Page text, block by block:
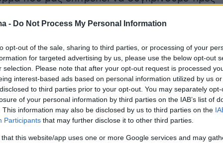
- Do Not Process My Personal Information
opt-out of the sale, sharing to third parties, or processing of your
for targeted advertising by us, please use the below opt-out
selection. Please note that after your opt-out request is processed
interest-based ads based on personal information utilized by us
to third parties prior to your opt-out. You may separately
of your personal information by third parties on the IAB’s list of
This information may also be disclosed by us to third parties on the
Participants that may further disclose it to other third parties.
that this website/app uses one or more Google services and may
που θα αλλάξουν τον τρόπο που
να δαπανάμε εργάσιμες ώρες για να
αυτοκινήτου. Ακόμα και στις 3 τα
να ασφαλιστούμε και να λάβουμε
μας το ασφαλιστήριο συμβόλαιο.